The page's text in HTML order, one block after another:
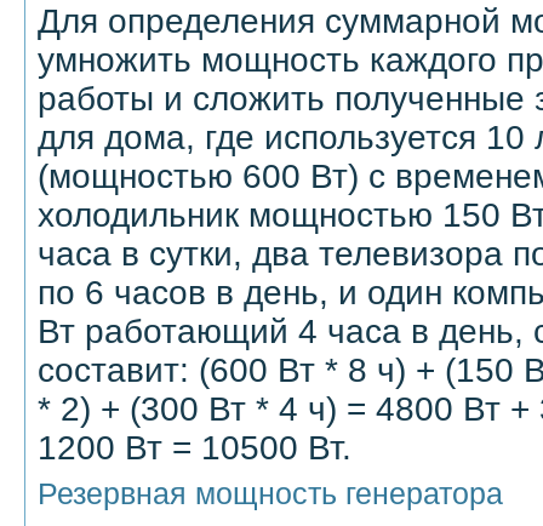
Для определения суммарной
умножить мощность каждого
работы и сложить полученные
для дома, где используется
(мощностью 600 Вт) с
холодильник мощностью 150
часа в сутки, два телевизора
по 6 часов в день, и один
Вт работающий 4 часа в день,
составит: (600 Вт * 8 ч) + (150
* 2) + (300 Вт * 4 ч) = 4800 Вт
1200 Вт = 10500 Вт.
Резервная мощность генератора